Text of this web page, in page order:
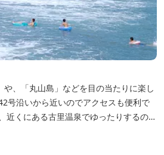
、「丸山島」などを目の当たりに楽し
号沿いから近いのでアクセスも便利で
近くにある古里温泉でゆったりするのも
はない) 【駐車場】 約25台 無料